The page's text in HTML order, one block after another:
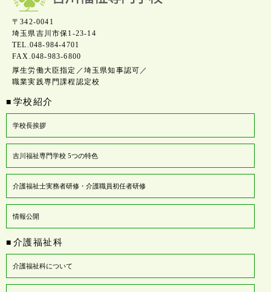
〒342-0041
埼玉県吉川市保1-23-14
TEL.048-984-4701
FAX.048-983-6800
厚生労働大臣指定／埼玉県知事認可／
職業実践専門課程認定校
■ 学校紹介
学校長挨拶
吉川福祉専門学校 5つの特色
介護福祉士実務者研修・介護職員初任者研修
情報公開
■ 介護福祉科
介護福祉科について